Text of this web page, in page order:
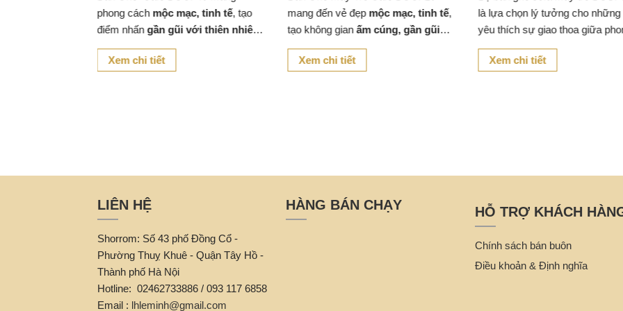
phong cách mộc mạc, tinh tế, tạo
điểm nhấngần gũi với thiên nhiên
cho không gian quán cafe, nhà hàng,
homestay hoặc góc thư giãn tại nhà.
Xem chi tiết
mang đến vẻ đẹp mộc mạc, tinh tế,
tạo không gianấm cúng, gần gũi
với thiên nhiêncho quán cafe, nhà
hàng hay khu vực thư giãn tại nhà.
Xem chi tiết
là lựa chọn lý tưởng cho những
yêu thích sự giao thoa giữa
cách tự nhiên và hiện đại.
Xem chi tiết
LIÊN HỆ
Shorrom: Số 43 phố Đồng Cổ -
Phường Thuỵ Khuê - Quận Tây Hồ -
Thành phố Hà Nội
Hotline: 02462733886 / 093 117 6858
Email : lhleminh@gmail.com
HÀNG BÁN CHẠY HỖ TRỢ KHÁCH
Chính sách bán buôn
Điều khoản & Định nghĩa